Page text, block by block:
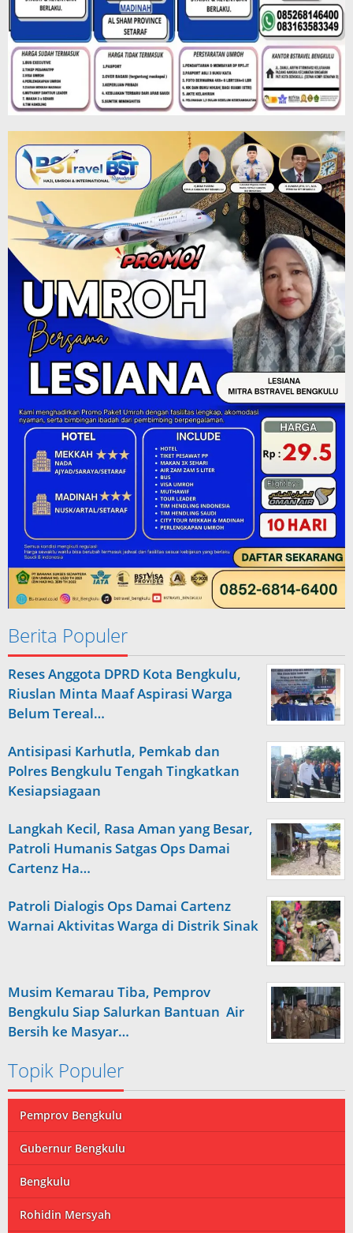
Berita Populer
Reses Anggota DPRD Kota Bengkulu,
Riuslan Minta Maaf Aspirasi Warga
Belum Tereal…
Antisipasi Karhutla, Pemkab dan
Polres Bengkulu Tengah Tingkatkan
Kesiapsiagaan
Langkah Kecil, Rasa Aman yang Besar,
Patroli Humanis Satgas Ops Damai
Cartenz Ha…
Patroli Dialogis Ops Damai Cartenz
Warnai Aktivitas Warga di Distrik Sinak
Musim Kemarau Tiba, Pemprov
Bengkulu Siap Salurkan Bantuan Air
Bersih ke Masyar…
Topik Populer
Pemprov Bengkulu
Gubernur Bengkulu
Bengkulu
Rohidin Mersyah